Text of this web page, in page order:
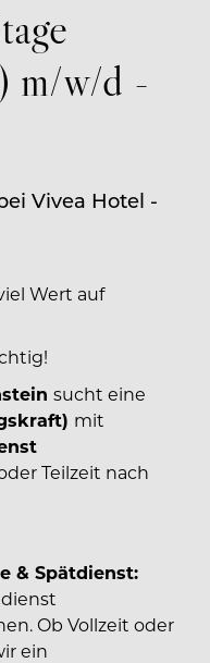
m/w/d -
Vivea Hotel -
Wert auf
sucht eine
mit
Teilzeit nach
& Spätdienst:
Ob Vollzeit oder
ein